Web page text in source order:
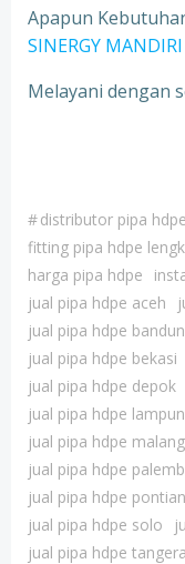
Apapun
SINERGY MANDIRI
Melayani dengan
#distributor pipa hdpe
fitting pipa hdpe
harga pipa hdpe
jual pipa hdpe aceh
jual pipa hdpe
jual pipa hdpe bekasi
jual pipa hdpe depok
jual pipa hdpe
jual pipa hdpe malang
jual pipa hdpe
jual pipa hdpe
jual pipa hdpe solo
jual pipa hdpe